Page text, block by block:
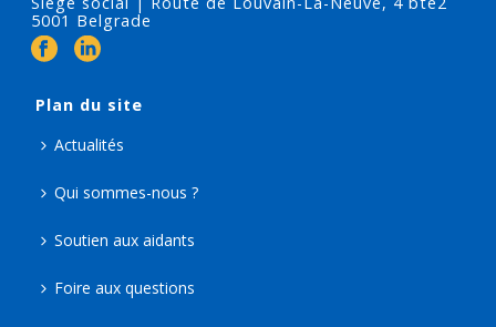
5001 Belgrade
Plan du site
Actualités
Qui sommes-nous ?
Soutien aux aidants
Foire aux questions